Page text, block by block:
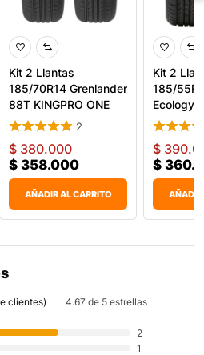
Kit 2 Llantas
185/70R14 Grenlander
88T KINGPRO ONE
2
$380.000
$ 358.000
AÑADIR AL CARRITO
Kit 2
185/
Ecology
$
$
AÑADIR
clientes) 4.67 de 5 estrellas
2
1